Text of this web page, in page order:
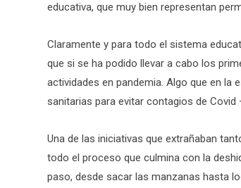
educativa, que muy bien representan
Claramente y para todo el sistema
que si se ha podido llevar a cabo los
actividades en pandemia. Algo que en la
sanitarias para evitar contagios de Covid
Una de las iniciativas que extrañaban
todo el proceso que culmina con la
paso, desde sacar las manzanas hasta